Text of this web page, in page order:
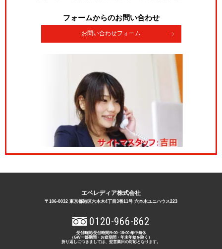
フォームからのお問い合わせ
お問い合わせフォーム
エベレディア株式会社
〒106-0032 東京都港区六本木4丁目3番11号 六本木ユニハウス223
0120-966-862
受付時間/受付時間/9:00~18:00 年中無休
（GW一部期間・お盆期間・年末年始を除く）
折り返しにつきましては、翌営業日の対応となります。